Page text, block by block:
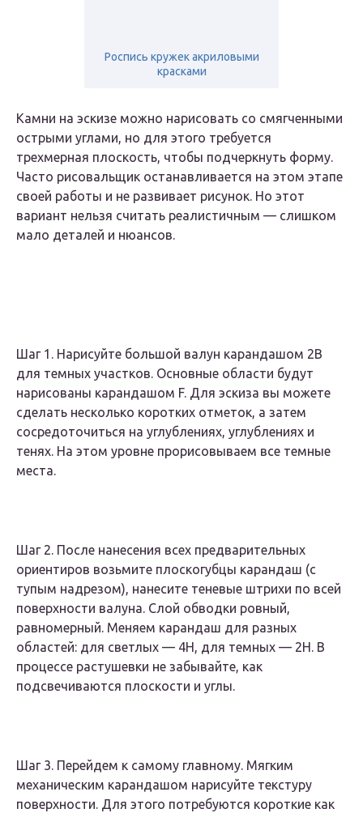
Роспись кружек акриловыми
красками
Камни на эскизе можно нарисовать со смягченными
острыми углами, но для этого требуется
трехмерная плоскость, чтобы подчеркнуть форму.
Часто рисовальщик останавливается на этом этапе
своей работы и не развивает рисунок. Но этот
вариант нельзя считать реалистичным — слишком
мало деталей и нюансов.
Шаг 1. Нарисуйте большой валун карандашом 2В
для темных участков. Основные области будут
нарисованы карандашом F. Для эскиза вы можете
сделать несколько коротких отметок, а затем
сосредоточиться на углублениях, углублениях и
тенях. На этом уровне прорисовываем все темные
места.
Шаг 2. После нанесения всех предварительных
ориентиров возьмите плоскогубцы карандаш (с
тупым надрезом), нанесите теневые штрихи по всей
поверхности валуна. Слой обводки ровный,
равномерный. Меняем карандаш для разных
областей: для светлых — 4H, для темных — 2H. В
процессе растушевки не забывайте, как
подсвечиваются плоскости и углы.
Шаг 3. Перейдем к самому главному. Мягким
механическим карандашом нарисуйте текстуру
поверхности. Для этого потребуются короткие как